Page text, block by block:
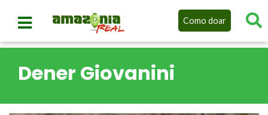
Como doar
Dener Giovanini